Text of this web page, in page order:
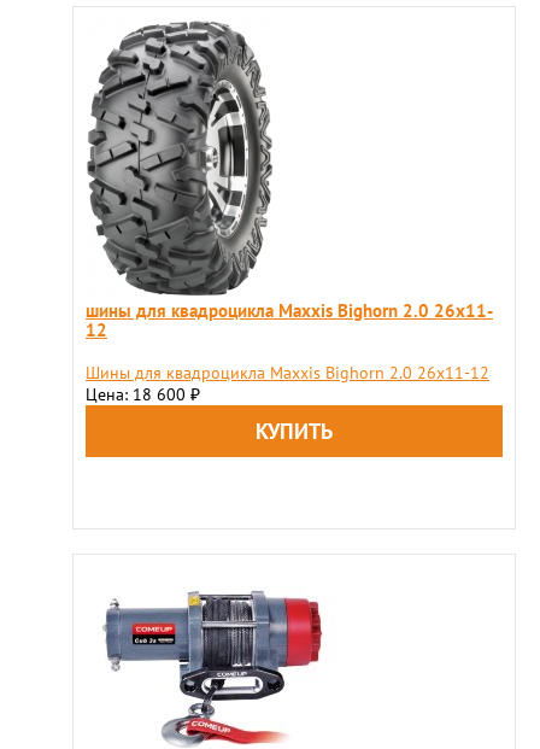
шины для квадроцикла Maxxis Bighorn 2.0 26x11-
12
Шины для квадроцикла Maxxis Bighorn 2.0 26x11-12
Цена: 18 600 ₽